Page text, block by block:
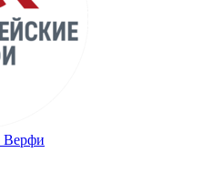
Верфи